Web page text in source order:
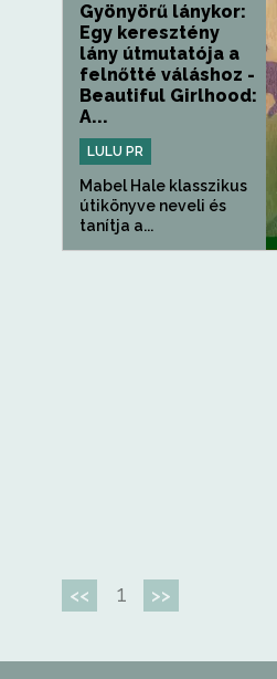
Gyönyörű lánykor:
Egy keresztény
lány útmutatója a
felnőtté váláshoz -
Beautiful Girlhood:
A...
LULU PR
Mabel Hale klasszikus
útikönyve neveli és
tanítja a...
<< 1 >>